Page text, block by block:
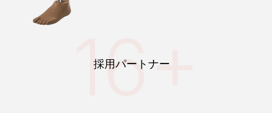
16+
採用パートナー